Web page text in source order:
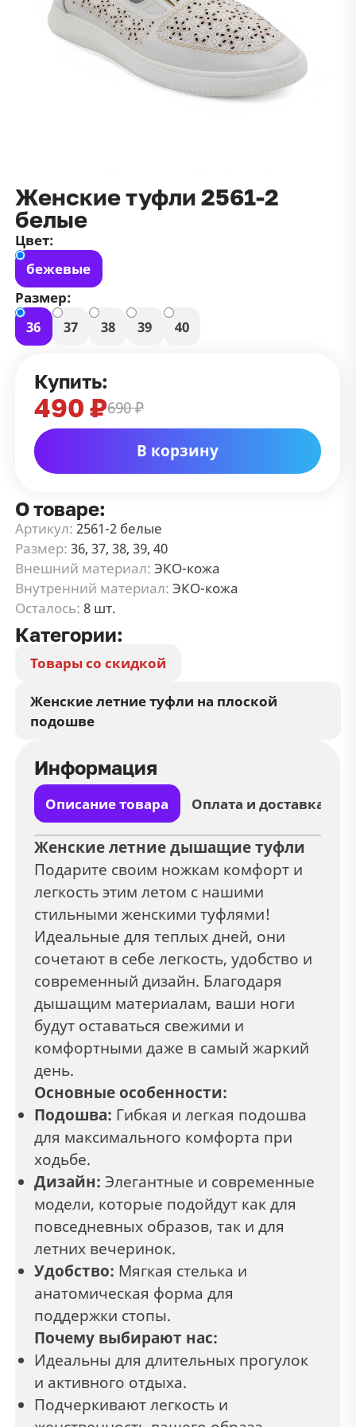
Женские туфли 2561-2
белые
Цвет:
бежевые
Размер:
36
37 38 39 40
Купить:
490 ₽690 ₽
В корзину
О товаре:
Артикул: 2561-2 белые
Размер: 36, 37, 38, 39, 40
Внешний материал: ЭКО-кожа
Внутренний материал: ЭКО-кожа
Осталось: 8 шт.
Категории:
Товары со скидкой
Женские летние туфли на плоской
подошве
Информация
Описание товара Оплата и доставка
Женские летние дышащие туфли
Подарите своим ножкам комфорт и
легкость этим летом с нашими
стильными женскими туфлями!
Идеальные для теплых дней, они
сочетают в себе легкость, удобство и
современный дизайн. Благодаря
дышащим материалам, ваши ноги
будут оставаться свежими и
комфортными даже в самый жаркий
день.
Основные особенности:
Подошва: Гибкая и легкая подошва
для максимального комфорта при
ходьбе.
Дизайн: Элегантные и современные
модели, которые подойдут как для
повседневных образов, так и для
летних вечеринок.
Удобство: Мягкая стелька и
анатомическая форма для
поддержки стопы.
Почему выбирают нас:
Идеальны для длительных прогулок
и активного отдыха.
Подчеркивают легкость и
данныхипубличной оффертой
Зарегистрироваться
100 ₽100 ₽